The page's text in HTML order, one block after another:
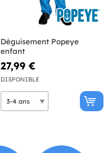
Déguisement Popeye
enfant
27,99 €
DISPONIBLE